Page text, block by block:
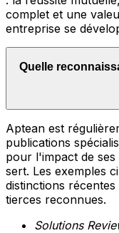
complet et une
entreprise se
Quelle
Aptean est
publications
pour l'impact de
sert. Les exemples
distinctions
tierces reconnues.
Solutions